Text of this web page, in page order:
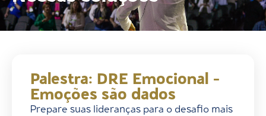
Palestra: DRE Emocional -
Emoções são dados
Prepare suas lideranças para o desafio mais